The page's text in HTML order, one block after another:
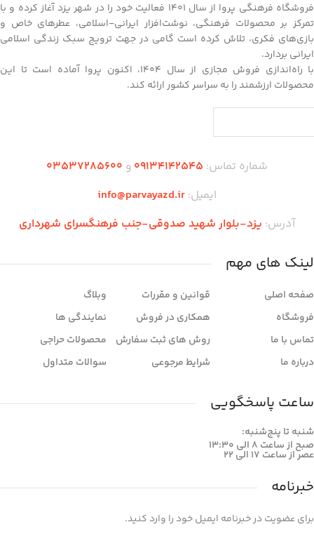
فروشگاه فرهنگی پروا از سال ۱۴۰۱ فعالیت خود را در شهر یزد آغاز کرده و با
تمرکز بر محصولات فرهنگی، نوشت‌افزار ایرانی-اسلامی، عطرهای خاص و
بازی‌های فکری، تلاش کرده است گامی در جهت ترویج سبک زندگی اسلامی
ایرانی بردارد.
با راه‌اندازی فروش مجازی از سال ۱۴۰۴، اکنون پروا آماده است تا این
محصولات ارزشمند را به سراسر کشور ارائه کند.
شماره تماس: 09134142545 و 03537285600
ایمیل: info@parvayazd.ir
آدرس: یزد-بلوار شهید صدوقی-جنب فرهنگسرای شهرداری
لینک های مهم
صفحه اصلی
فروشگاه
تماس با ما
درباره ما
قوانین و مقررات
همکاری در فروش
روش های ثبت سفارش
شرایط مرجوعی
وبلاگ
نمایندگی ها
محصولات حراجی
سوالات متداول
ساعت پاسخگویی
شنبه تا پنج‌شنبه:
صبح از ساعت 8 الی 13:30
عصر از ساعت 17 الی 22
خبرنامه
برای عضویت در خبرنامه ایمیل خود را وارد کنید.